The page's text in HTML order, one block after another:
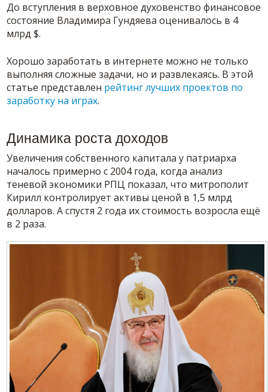
До вступления в верховное духовенство финансовое
состояние Владимира Гундяева оценивалось в 4
млрд $.
Хорошо заработать в интернете можно не только
выполняя сложные задачи, но и развлекаясь. В этой
статье представлен рейтинг лучших проектов по
заработку на играх.
Динамика роста доходов
Увеличения собственного капитала у патриарха
началось примерно с 2004 года, когда анализ
теневой экономики РПЦ показал, что митрополит
Кирилл контролирует активы ценой в 1,5 млрд
долларов. А спустя 2 года их стоимость возросла ещё
в 2 раза.